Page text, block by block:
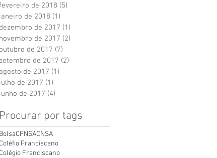
de 2018 (5)
janeiro de 2018 (1)
dezembro de 2017 (1)
novembro de 2017 (2)
outubro de 2017 (7)
setembro de 2017 (2)
agosto de 2017 (1)
julho de 2017 (1)
junho de 2017 (4)
Procurar por tags
BolsaCFNSACNSA
Coléfio Franciscano
Colégio Franciscano